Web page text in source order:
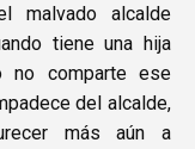
malvado alcalde
tiene una hija
no comparte ese
del alcalde,
más aún a